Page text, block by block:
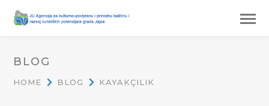
BLOG
HOME BLOG KAYAKÇILIK